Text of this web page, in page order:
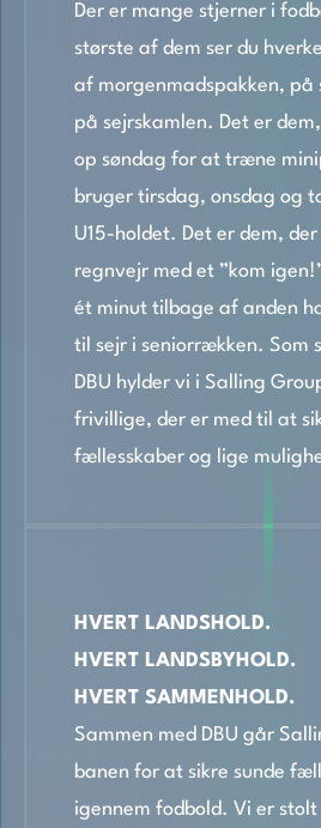
Der er mange stjerner i
største af dem ser du
af morgenmadspakken, på
på sejrskamlen. Det er
op søndag for at træne
bruger tirsdag, onsdag og
U15-holdet. Det er dem,
regnvejr med et ”kom
ét minut tilbage af anden
til sejr i seniorrækken. Som
DBU hylder vi i Salling
frivillige, der er med til at
fællesskaber og lige
HVERT LANDSHOLD.
HVERT LANDSBYHOLD.
HVERT SAMMENHOLD.
Sammen med DBU går
banen for at sikre sunde
igennem fodbold. Vi er